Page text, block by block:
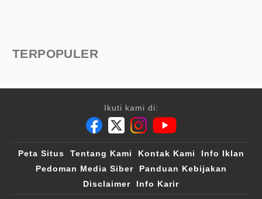
TERPOPULER
Ikuti kami di:
Peta Situs Tentang Kami Kontak Kami
Info Iklan
Pedoman Media Siber
Panduan Kebijakan
Disclaimer
Info Karir